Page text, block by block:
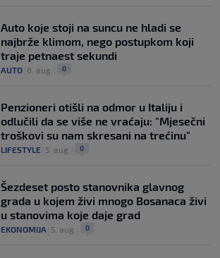
Auto koje stoji na suncu ne hladi se
najbrže klimom, nego postupkom koji
traje petnaest sekundi
AUTO 6. aug. 0
Penzioneri otišli na odmor u Italiju i
odlučili da se više ne vraćaju: "Mjesečni
troškovi su nam skresani na trećinu"
LIFESTYLE 5. aug. 0
Šezdeset posto stanovnika glavnog
grada u kojem živi mnogo Bosanaca živi
u stanovima koje daje grad
EKONOMIJA 5. aug. 0